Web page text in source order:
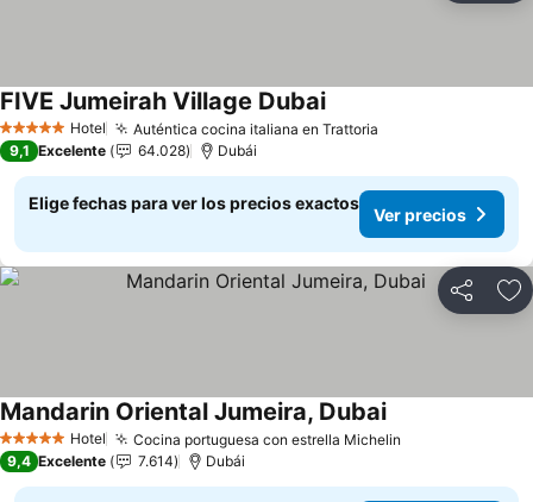
5 Estrellas Hotel Auténtica cocina italiana en Trattoria
FIVE Jumeirah Village DubaiVer precios
9,1 Excelente 64.028 Dubái
Elige fechas para ver los precios exactos
Ver precios
Compartir
5 Estrellas Hotel Cocina portuguesa con estrella Michelin
Mandarin Oriental Jumeira, DubaiVer precios
9,4 Excelente 7.614 Dubái